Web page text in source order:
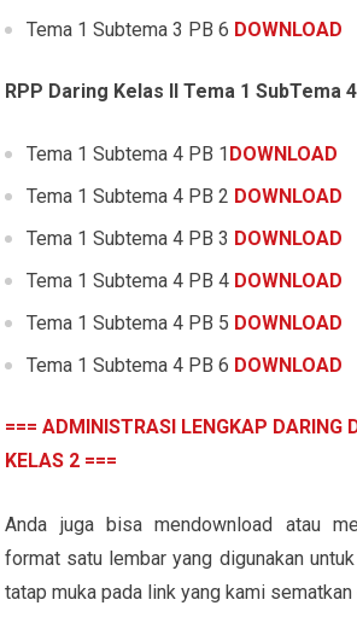
Tema 1 Subtema 3 PB 6 DOWNLOAD
RPP Daring Kelas II Tema 1 SubTema 4
Tema 1 Subtema 4 PB 1DOWNLOAD
Tema 1 Subtema 4 PB 2 DOWNLOAD
Tema 1 Subtema 4 PB 3 DOWNLOAD
Tema 1 Subtema 4 PB 4 DOWNLOAD
Tema 1 Subtema 4 PB 5 DOWNLOAD
Tema 1 Subtema 4 PB 6 DOWNLOAD
=== ADMINISTRASI LENGKAP DARING
KELAS 2 ===
Anda juga bisa mendownload atau
format satu lembar yang digunakan
tatap muka pada link yang kami sematkan